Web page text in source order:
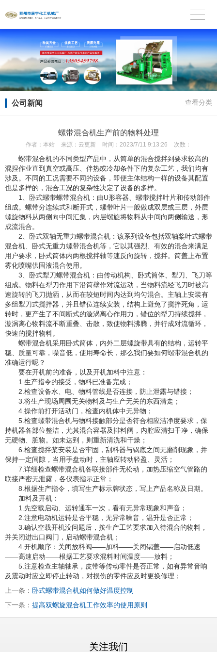
公司新闻 查看分类
螺带混合机生产前的物料处理
作者： 本站 来源： 云更新 时间： 2023/7/11 9:13:26 次数：
螺带混合机的不同类型产品中，从简单的混合搅拌到要求较高的
混捏作业直到真空或高压、伴热或冷却条件下的复杂工艺，我们均有
涉及。不同的工况需要不同的设备，即便主体结构一样的设备其配置
也是多样的，混合工况的复杂性决定了设备的多样。
1、卧式螺带螺带混合机：由U形容器、螺带搅拌叶片和传动部件
组成。螺带分连续式和断开式，螺带叶片一般做成双层或三层，外层
螺旋物料从两侧向中间汇集，内层螺旋将物料从中间向两侧输送，形
成流混合。
2、卧式双轴无重力螺带混合机：该系列设备包括双轴桨叶式螺带
混合机、卧式无重力螺带混合机等，它以其强烈、有效的混合来满足
用户要求，卧式筒体内两根搅拌轴等速反向旋转，搅拌。筒盖上布置
雾化喷嘴供固液混合使用。
3、卧式犁刀螺带混合机：由传动机构、卧式筒体、犁刀、飞刀等
组成。物料在犁刀作用下沿筒壁作对流运动，当物料流经飞刀时被高
速旋转的飞刀抛洒，从而在较短时间内达到均匀混合。主轴上安装有
多组犁刀式搅拌器，并且错位连续安装，结构上避免了搅拌死角，运
转时，更产生了不间断式的漩涡离心作用力，错位的犁刀持续搅拌，
漩涡离心物料流不断重叠、击散，致使物料沸腾，并行成对流循环，
快速的搅拌物料。
螺带混合机采用卧式筒体，内外二层螺旋带具有的结构，运转平
稳、质量可靠，噪音低，使用寿命长，那么我们要如何螺带混合机的
准确运行呢？
要在开机前的准备，以及开机加料中注意：
1.生产指令的接受，物料已准备完成；
2.检查设备水、电、物料管线是否连接，防止泄露与错接；
3.将生产现场周围无关物料及与生产无关的东西清走；
4.操作前打开活动门，检查内机体中无异物；
5.检查螺带混合机与物料接触部分是否符合相应洁净度要求，保
持机器各部位整洁，尤其混合容器及排料阀，内腔应清扫干净，确保
无硬物、脏物。如未达到，则重新清洗和干燥；
6.检查搅拌桨安装是否牢固，刮料器与锅底之间无磨削现象，并
保持一定间隙，当用手盘动时，主轴应转动轻盈、灵活；
7.详细检查螺带混合机各联接部件无松动，加热压缩空气管路的
联接严密无泄露，各仪表指示正常；
8.根据生产指令，填写生产标示牌状态，写上产品名称及日期。
加料及开机：
1.先空载启动、运转通车一次，看有无异常现象和声音；
2.注意电动机运转是否平稳，无异常噪音，温升是否正常；
3.确认空载开机没问题后，按生产工艺要求加入待混合的物料，
并关闭进出口阀门，启动螺带混合机；
4.开机顺序：关闭放料阀——加料——关闭锅盖——启动低速
——高速启动——根据工艺要求混料时间温度——放料；
5.注意检查主轴轴承，皮带等传动零件是否正常，如有异常音响
及震动时应立即停止转动，对损伤的零件应及时更换修理；
上一条： 卧式螺带混合机如何做好温度控制
下一条： 提高双螺旋混合机工作效率的使用原则
关注我们